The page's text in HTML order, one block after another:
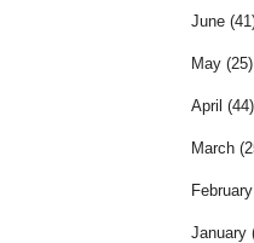
June
May (25)
April (44)
March
January